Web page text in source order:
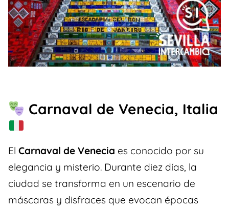
Carnaval de Venecia, Italia
El Carnaval de Venecia es conocido por su
elegancia y misterio. Durante diez días, la
ciudad se transforma en un escenario de
máscaras y disfraces que evocan épocas